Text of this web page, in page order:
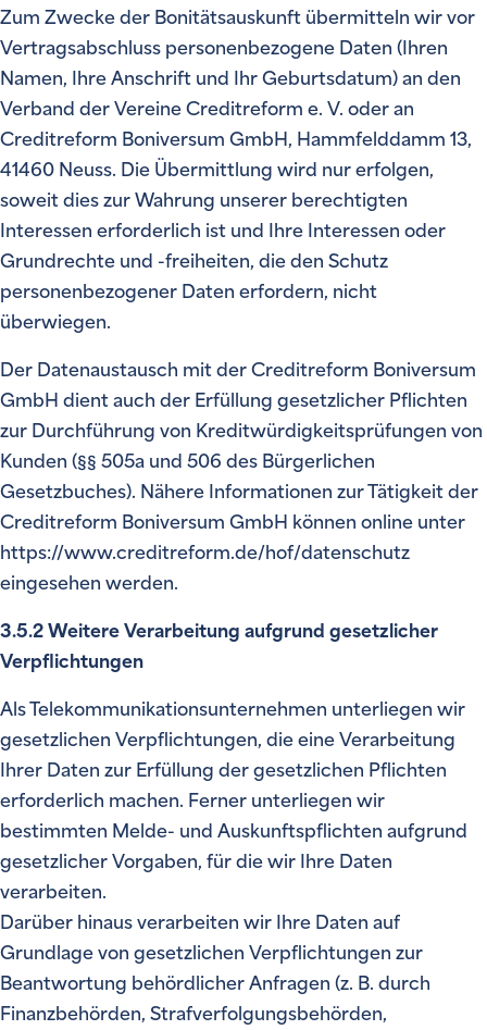
Zum Zwecke der Bonitätsauskunft übermitteln wir vor
Vertragsabschluss personenbezogene Daten (Ihren
Namen, Ihre Anschrift und Ihr Geburtsdatum) an den
Verband der Vereine Creditreform e. V. oder an
Creditreform Boniversum GmbH, Hammfelddamm 13,
41460 Neuss. Die Übermittlung wird nur erfolgen,
soweit dies zur Wahrung unserer berechtigten
Interessen erforderlich ist und Ihre Interessen oder
Grundrechte und -freiheiten, die den Schutz
personenbezogener Daten erfordern, nicht
überwiegen.
Der Datenaustausch mit der Creditreform Boniversum
GmbH dient auch der Erfüllung gesetzlicher Pflichten
zur Durchführung von Kreditwürdigkeitsprüfungen von
Kunden (§§ 505a und 506 des Bürgerlichen
Gesetzbuches). Nähere Informationen zur Tätigkeit der
Creditreform Boniversum GmbH können online unter
https://www.creditreform.de/hof/datenschutz
eingesehen werden.
3.5.2 Weitere Verarbeitung aufgrund gesetzlicher
Verpflichtungen
Als Telekommunikationsunternehmen unterliegen wir
gesetzlichen Verpflichtungen, die eine Verarbeitung
Ihrer Daten zur Erfüllung der gesetzlichen Pflichten
erforderlich machen. Ferner unterliegen wir
bestimmten Melde- und Auskunftspflichten aufgrund
gesetzlicher Vorgaben, für die wir Ihre Daten
verarbeiten.
Darüber hinaus verarbeiten wir Ihre Daten auf
Grundlage von gesetzlichen Verpflichtungen zur
Beantwortung behördlicher Anfragen (z. B. durch
Finanzbehörden, Strafverfolgungsbehörden,